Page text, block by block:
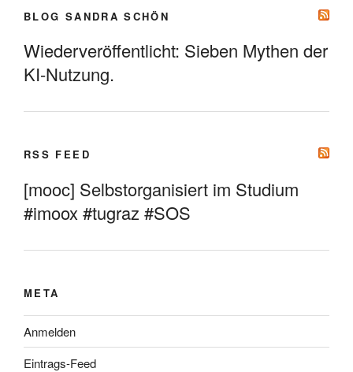
BLOG SANDRA SCHÖN
Wiederveröffentlicht: Sieben Mythen der
KI-Nutzung.
RSS FEED
[mooc] Selbstorganisiert im Studium
#imoox #tugraz #SOS
META
Anmelden
Eintrags-Feed